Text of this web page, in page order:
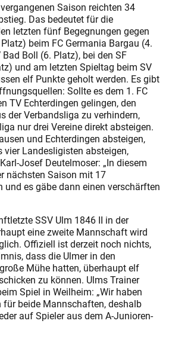
Saison reichten 34
Das bedeutet für die
letzten fünf Begegnungen gegen
beim FC Germania Bargau (4.
Boll (6. Platz), bei den SF
und am letzten Spieltag beim SV
elf Punkte geholt werden. Es gibt
Sollte es dem 1. FC
TV Echterdingen gelingen, den
der Verbandsliga zu verhindern,
nur drei Vereine direkt absteigen.
und Echterdingen absteigen,
Landesligisten absteigen,
Josef Deutelmoser: „In diesem
nächsten Saison mit 17
es gäbe dann einen verschärften
SSV Ulm 1846 II in der
eine zweite Mannschaft wird
Offiziell ist derzeit noch nichts,
dass die Ulmer in den
Mühe hatten, überhaupt elf
zu können. Ulms Trainer
Spiel in Weilheim: „Wir haben
beide Mannschaften, deshalb
auf Spieler aus dem A-Junioren-